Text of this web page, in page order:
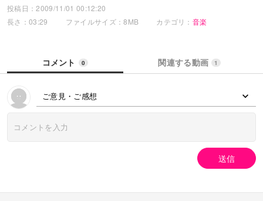
投稿日：2009/11/01 00:12:20
長さ：03:29
ファイルサイズ：8MB カテゴリ： 音楽
コメント 0 関連する動画 1
ご意見・ご感想
送信